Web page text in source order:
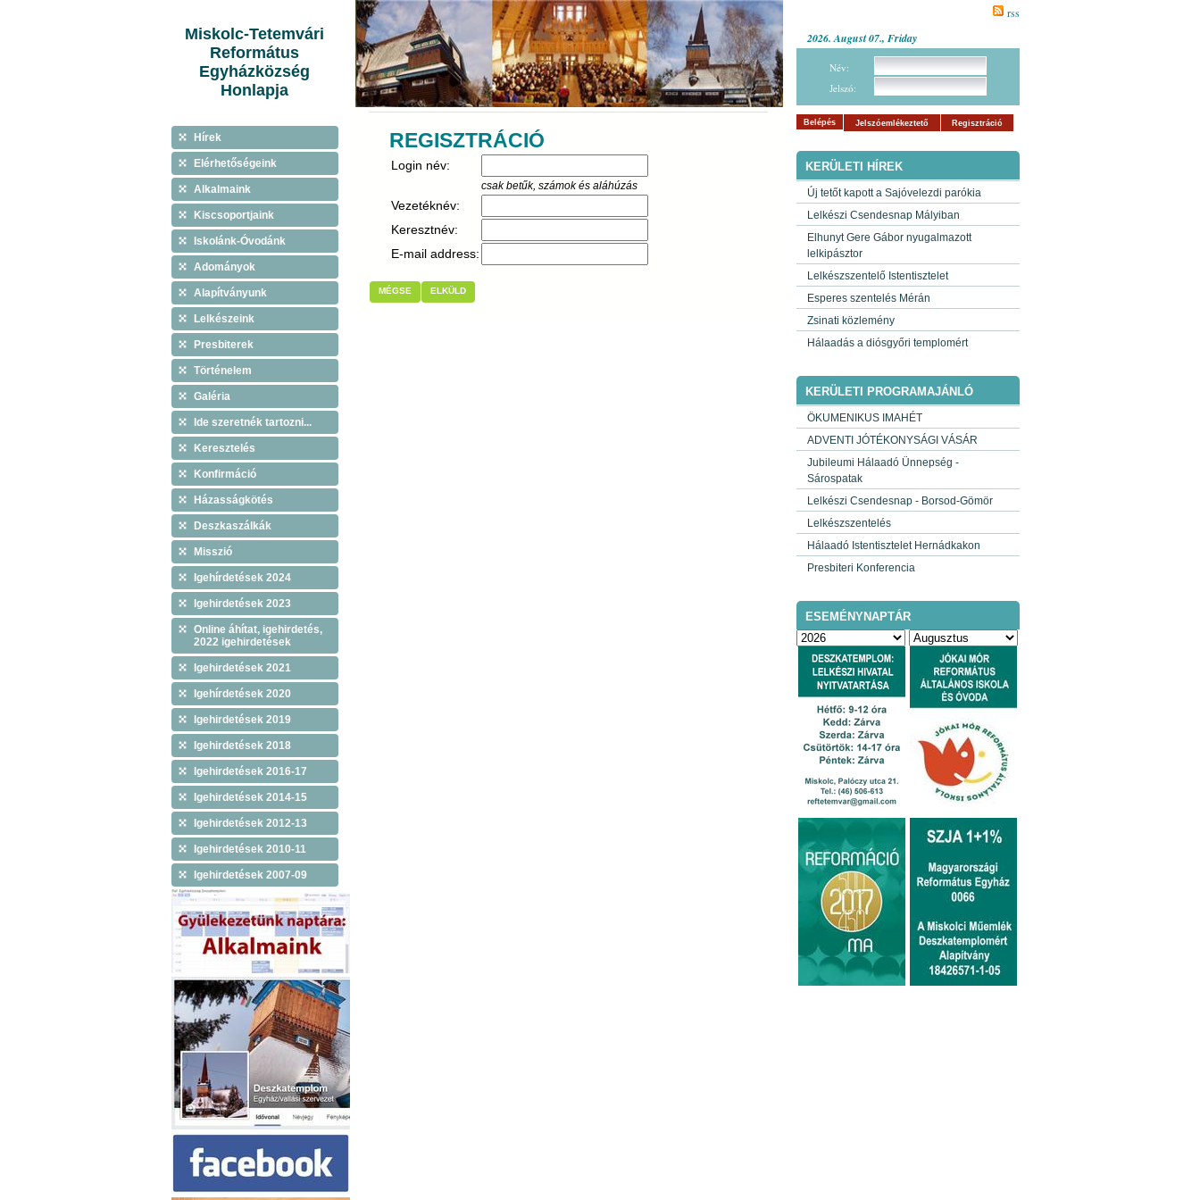
Miskolc-Tetemvári
Református
Egyházközség
Honlapja
Hírek
Elérhetőségeink
Alkalmaink
Kiscsoportjaink
Iskolánk-Óvodánk
Adományok
Alapítványunk
Lelkészeink
Presbiterek
Történelem
Galéria
Ide szeretnék tartozni...
Keresztelés
Konfirmáció
Házasságkötés
Deszkaszálkák
Misszió
Igehírdetések 2024
Igehirdetések 2023
Online áhítat, igehirdetés,
2022 igehirdetések
Igehirdetések 2021
Igehírdetések 2020
Igehirdetések 2019
Igehirdetések 2018
Igehirdetések 2016-17
Igehirdetések 2014-15
Igehirdetések 2012-13
Igehirdetések 2010-11
Igehirdetések 2007-09
REGISZTRÁCIÓ
Login név:
csak betűk, számok és aláhúzás
Vezetéknév:
Keresztnév:
E-mail address:
MÉGSE ELKÜLD
rss
2026. August 07., Friday
Név:
Jelszó:
Belépés Jelszóemlékeztető Regisztráció
KERÜLETI HÍREK
Új tetőt kapott a Sajóvelezdi parókia
Lelkészi Csendesnap Mályiban
Elhunyt Gere Gábor nyugalmazott
lelkipásztor
Lelkészszentelő Istentisztelet
Esperes szentelés Mérán
Zsinati közlemény
Hálaadás a diósgyőri templomért
KERÜLETI PROGRAMAJÁNLÓ
ÖKUMENIKUS IMAHÉT
ADVENTI JÓTÉKONYSÁGI VÁSÁR
Jubileumi Hálaadó Ünnepség -
Sárospatak
Lelkészi Csendesnap - Borsod-Gömör
Lelkészszentelés
Hálaadó Istentisztelet Hernádkakon
Presbiteri Konferencia
ESEMÉNYNAPTÁR